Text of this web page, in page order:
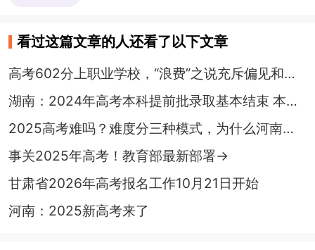
看过这篇文章的人还看了以下文章
高考602分上职业学校，“浪费”之说充斥偏见和误解
湖南：2024年高考本科提前批录取基本结束 本科批录取开始
2025高考难吗？难度分三种模式，为什么河南广东高考难度更大些？
事关2025年高考！教育部最新部署→
甘肃省2026年高考报名工作10月21日开始
河南：2025新高考来了